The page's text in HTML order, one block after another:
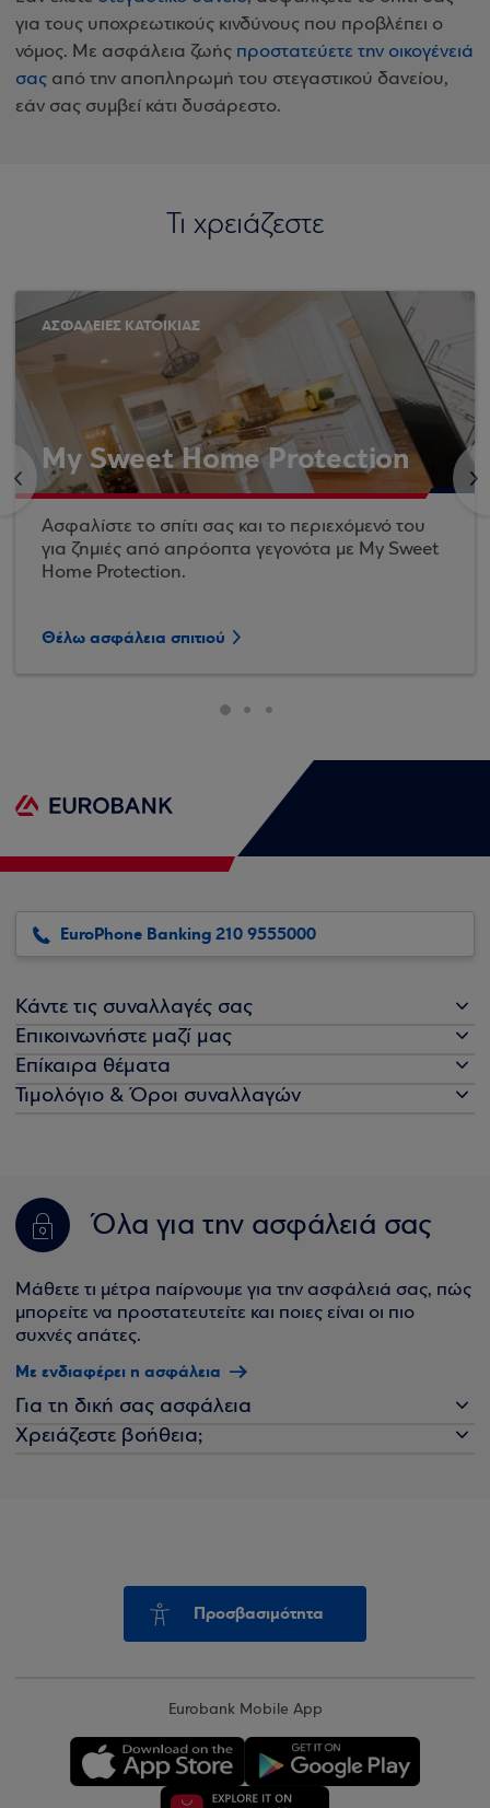
για τους υποχρεωτικούς κινδύνους που προβλέπει ο
νόμος. Με ασφάλεια ζωής προστατεύετε την οικογένειά
σας από την αποπληρωμή του στεγαστικού δανείου,
εάν σας συμβεί κάτι δυσάρεστο.
Τι χρειάζεστε
<
ΑΣΦΑΛΕΙΕΣ ΚΑΤΟΙΚΙΑΣ
My Sweet Home Protection
Ασφαλίστε το σπίτι σας και το περιεχόμενό του
για ζημιές από απρόοπτα γεγονότα με My Sweet
Home Protection.
Θέλω ασφάλεια σπιτιού
>
EuroPhone Banking 210 9555000
Κάντε τις συναλλαγές σας
Επικοινωνήστε μαζί μας
Επίκαιρα θέματα
Τιμολόγιο & Όροι συναλλαγών
Όλα για την ασφάλειά σας
Μάθετε τι μέτρα παίρνουμε για την ασφάλειά σας, πώς
μπορείτε να προστατευτείτε και ποιες είναι οι πιο
συχνές απάτες.
Με ενδιαφέρει η ασφάλεια
Για τη δική σας ασφάλεια
Χρειάζεστε βοήθεια;
Προσβασιμότητα
Eurobank Mobile App